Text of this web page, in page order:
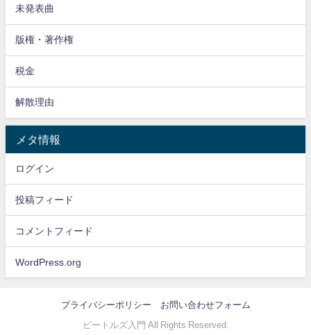
未発表曲
版権・著作権
税金
解散理由
メタ情報
ログイン
投稿フィード
コメントフィード
WordPress.org
プライバシーポリシー お問い合わせフォーム
ビートルズ入門 All Rights Reserved.